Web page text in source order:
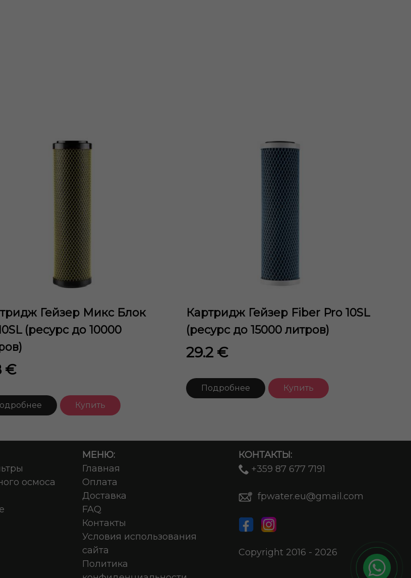
Гейзер Микс Блок
(ресурс до 10000
€
Купить
Картридж Гейзер Fiber Pro 10SL
(ресурс до 15000 литров)
29.2 €
Подробнее Купить
осмоса
МЕНЮ:
Главная
Оплата
Доставка
FAQ
Контакты
Условия использования
сайта
Политика
КОНТАКТЫ:
+359 87 677 7191
fpwater.eu@gmail.com
Copyright 2016 - 2026